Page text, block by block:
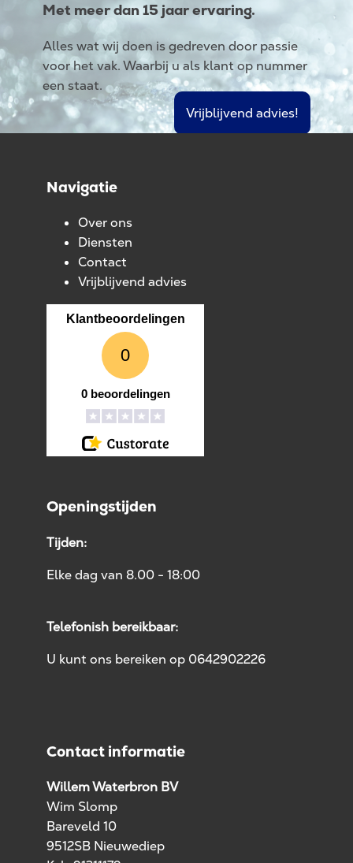
Met meer dan 15 jaar ervaring.
Alles wat wij doen is gedreven door passie
voor het vak. Waarbij u als klant op nummer
een staat.
Vrijblijvend advies!
Navigatie
Over ons
Diensten
Contact
Vrijblijvend advies
Openingstijden
Tijden:
Elke dag van 8.00 - 18:00
Telefonish bereikbaar:
U kunt ons bereiken op 0642902226
Contact informatie
Willem Waterbron BV
Wim Slomp
Bareveld 10
9512SB Nieuwediep